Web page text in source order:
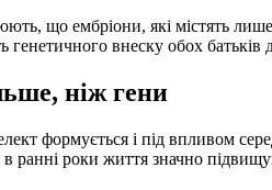
що ембріони, які містять
генетичного внеску обох
ніж гени
формується і під впливом
ранні роки життя значно